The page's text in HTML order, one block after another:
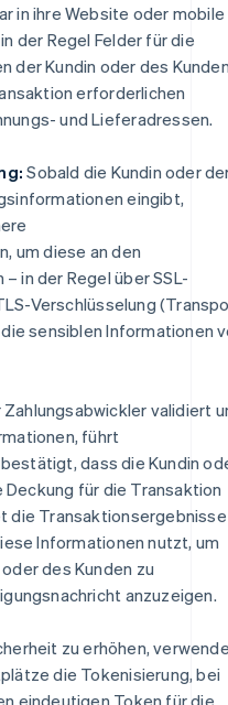
in ihre Website oder mobile
der Regel Felder für die
der Kundin oder des
erforderlichen
und Lieferadressen.
Sobald die Kundin oder
eingibt,
um diese an den
in der Regel über SSL-
Verschlüsselung
sensiblen Informationen
Zahlungsabwickler validiert
führt
dass die Kundin
für die Transaktion
die Transaktionsergebnisse
Informationen nutzt, um
des Kunden zu
anzuzeigen.
zu erhöhen,
die Tokenisierung, bei
eindeutigen Token für die